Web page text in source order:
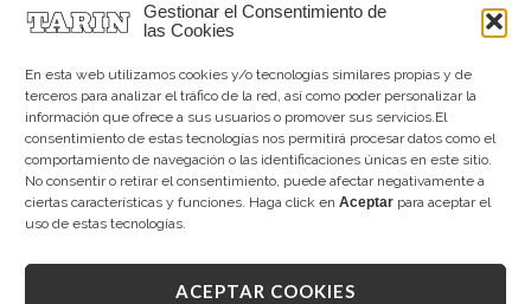
Gestionar el Consentimiento de
las Cookies
En esta web utilizamos cookies y/o tecnologías similares propias y de
terceros para analizar el tráfico de la red, así como poder personalizar la
información que ofrece a sus usuarios o promover sus servicios.El
consentimiento de estas tecnologías nos permitirá procesar datos como el
comportamiento de navegación o las identificaciones únicas en este sitio.
No consentir o retirar el consentimiento, puede afectar negativamente a
ciertas características y funciones. Haga click en Aceptar para aceptar el
uso de estas tecnologías.
ACEPTAR COOKIES
TARIN CEDRO
Pendientes de novia
2.450,00€
TARIN CEDRO
Diamantes
2.495,00€